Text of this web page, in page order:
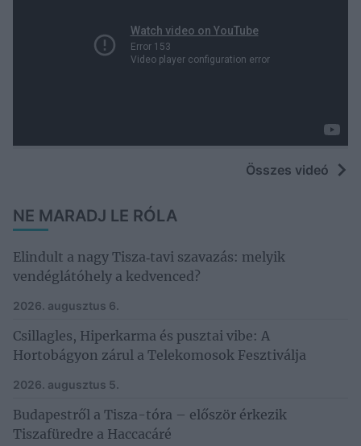
Összes videó
NE MARADJ LE RÓLA
Elindult a nagy Tisza‑tavi szavazás: melyik
vendéglátóhely a kedvenced?
2026. augusztus 6.
Csillagles, Hiperkarma és pusztai vibe: A
Hortobágyon zárul a Telekomosok Fesztiválja
2026. augusztus 5.
Budapestről a Tisza-tóra – először érkezik
Tiszafüredre a Haccacáré